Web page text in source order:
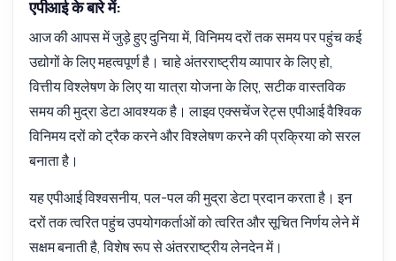
एपीआई के बारे में:
आज की आपस में जुड़े हुए दुनिया में, विनिमय दरों तक समय पर पहुंच कई
उद्योगों के लिए महत्वपूर्ण है। चाहे अंतरराष्ट्रीय व्यापार के लिए हो,
वित्तीय विश्लेषण के लिए या यात्रा योजना के लिए, सटीक वास्तविक
समय की मुद्रा डेटा आवश्यक है। लाइव एक्सचेंज रेट्स एपीआई वैश्विक
विनिमय दरों को ट्रैक करने और विश्लेषण करने की प्रक्रिया को सरल
बनाता है।
यह एपीआई विश्वसनीय, पल-पल की मुद्रा डेटा प्रदान करता है। इन
दरों तक त्वरित पहुंच उपयोगकर्ताओं को त्वरित और सूचित निर्णय लेने में
सक्षम बनाती है, विशेष रूप से अंतरराष्ट्रीय लेनदेन में।
Zyla AI द्वारा उत्तरित · मैं सपोर्ट से पूछना पसंद करता हूँ